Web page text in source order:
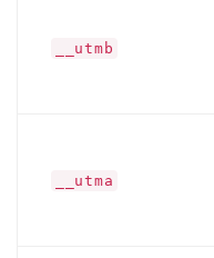
__utmb
__utma